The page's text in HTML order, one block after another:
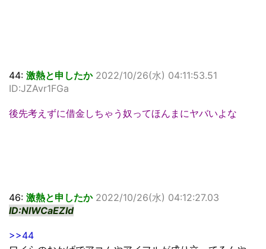
44: 激熱と申したか 2022/10/26(水) 04:11:53.51
ID:JZAvr1FGa
後先考えずに借金しちゃう奴ってほんまにヤバいよな
46: 激熱と申したか 2022/10/26(水) 04:12:27.03
ID:NlWCaEZId
>>44